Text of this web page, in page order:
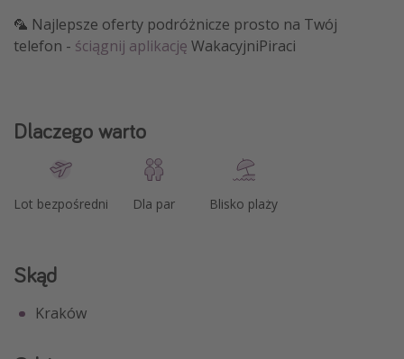
🦜 Najlepsze oferty podróżnicze prosto na Twój
telefon - ściągnij aplikację WakacyjniPiraci
Dlaczego warto
Lot bezpośredni Dla par Blisko plaży
Skąd
Kraków